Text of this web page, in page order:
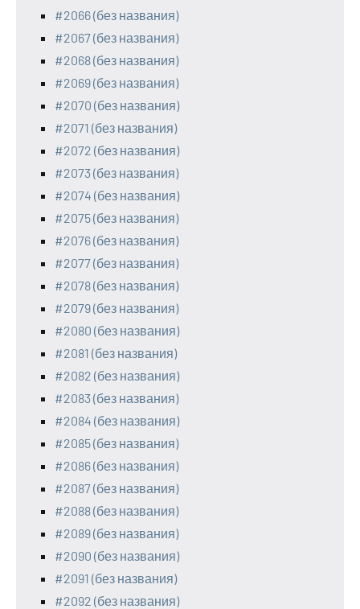
#2066 (без названия)
#2067 (без названия)
#2068 (без названия)
#2069 (без названия)
#2070 (без названия)
#2071 (без названия)
#2072 (без названия)
#2073 (без названия)
#2074 (без названия)
#2075 (без названия)
#2076 (без названия)
#2077 (без названия)
#2078 (без названия)
#2079 (без названия)
#2080 (без названия)
#2081 (без названия)
#2082 (без названия)
#2083 (без названия)
#2084 (без названия)
#2085 (без названия)
#2086 (без названия)
#2087 (без названия)
#2088 (без названия)
#2089 (без названия)
#2090 (без названия)
#2091 (без названия)
#2092 (без названия)